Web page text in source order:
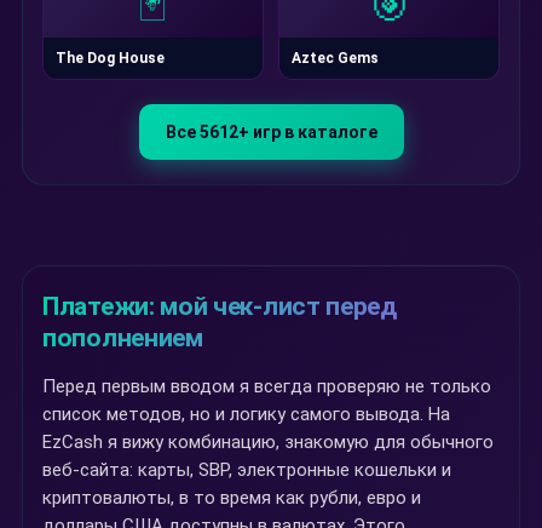
The Dog House Aztec Gems
Все 5612+ игр в каталоге
Платежи: мой чек-лист перед
пополнением
Перед первым вводом я всегда проверяю не только
список методов, но и логику самого вывода. На
EzCash я вижу комбинацию, знакомую для обычного
веб-сайта: карты, SBP, электронные кошельки и
криптовалюты, в то время как рубли, евро и